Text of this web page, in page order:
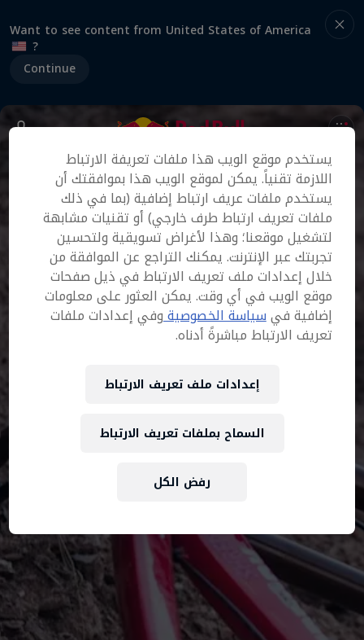
Want to see content from United States of America
?
Continue
يستخدم موقع الويب هذا ملفات تعريفة الارتباط
اللازمة تقنياً. يمكن لموقع الويب هذا بموافقتك أن
يستخدم ملفات عريف ارتباط إضافية (بما في ذلك
ملفات تعريف ارتباط طرف خارجي) أو تقنيات مشابهة
لتشغيل موقعنا؛ وهذا لأغراض تسويقية ولتحسين
تجربتك عبر الإنترنت. يمكنك التراجع عن الموافقة من
خلال إعدادات ملف تعريف الارتباط في ذيل صفحات
موقع الويب في أي وقت. يمكن العثور على معلومات
إضافية فيسياسة الخصوصيةوفي إعدادات ملفات
تعريف الارتباط مباشرةً أدناه.
إعدادات ملف تعريف الارتباط
رفض الكل
السماح بملفات تعريف الارتباط